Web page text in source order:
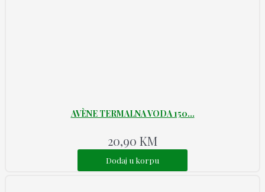
AVÈNE TERMALNA VODA 150...
20,90 KM
Dodaj u korpu